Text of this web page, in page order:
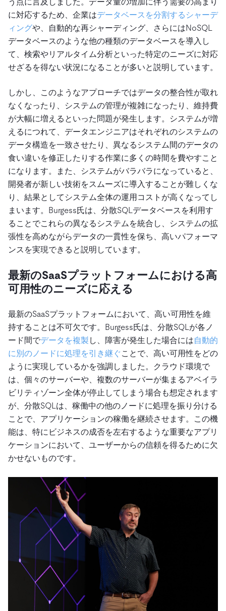
に対応するため、企業はデータベースを分割するシャーデ
ィングや、自動的な再シャーディング、さらにはNoSQL
データベースのような他の種類のデータベースを導入し
て、検索やリアルタイム分析といった特定のニーズに対応
せざるを得ない状況になることが多いと説明しています。
しかし、このようなアプローチではデータの整合性が取れ
なくなったり、システムの管理が複雑になったり、維持費
が大幅に増えるといった問題が発生します。システムが増
えるにつれて、データエンジニアはそれぞれのシステムの
データ構造を一致させたり、異なるシステム間のデータの
食い違いを修正したりする作業に多くの時間を費やすこと
になります。また、システムがバラバラになっていると、
開発者が新しい技術をスムーズに導入することが難しくな
り、結果としてシステム全体の運用コストが高くなってし
まいます。Burgess氏は、分散SQLデータベースを利用す
ることでこれらの異なるシステムを統合し、システムの拡
張性を高めながらデータの一貫性を保ち、高いパフォーマ
ンスを実現できると説明しています。
最新のSaaSプラットフォームにおける高
可用性のニーズに応える
最新のSaaSプラットフォームにおいて、高い可用性を維
持することは不可欠です。Burgess氏は、分散SQLが各ノ
ード間でデータを複製 し、障害が発生した場合には自動的
に別のノードに処理を引き継ぐことで、高い可用性をどの
ように実現しているかを強調しました。クラウド環境で
は、個々のサーバーや、複数のサーバーが集まるアベイラ
ビリティゾーン全体が停止してしまう場合も想定されます
が、分散SQLは、稼働中の他のノードに処理を振り分ける
ことで、アプリケーションの稼働を継続させます。この機
能は、特にビジネスの成否を左右するような重要なアプリ
ケーションにおいて、ユーザーからの信頼を得るために欠
かせないものです。